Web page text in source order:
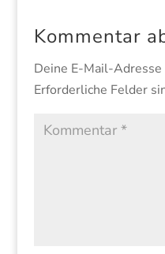
Kommentar
Deine E-Mail-
Erforderliche Felder